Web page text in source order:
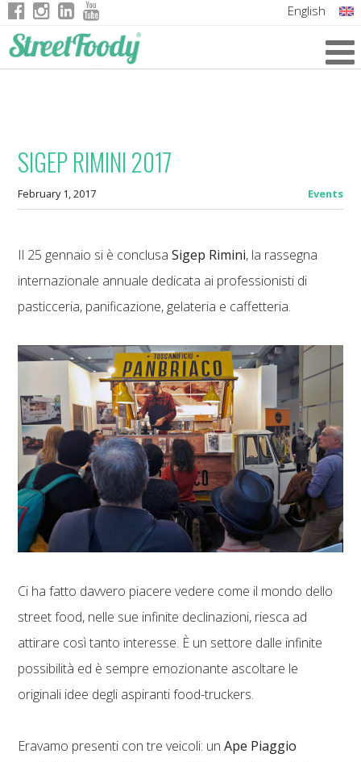
English
SIGEP RIMINI 2017
February 1, 2017 Events
Il 25 gennaio si è conclusaSigep Rimini, la rassegna
internazionale annuale dedicata ai professionisti di
pasticceria, panificazione, gelateria e caffetteria.
Ci ha fatto davvero piacere vedere come il mondo dello
street food, nelle sue infinite declinazioni, riesca ad
attirare così tanto interesse. È un settore dalle infinite
possibilità ed è sempre emozionante ascoltare le
originali idee degli aspiranti food-truckers.
Eravamo presenti con tre veicoli: unApe Piaggio